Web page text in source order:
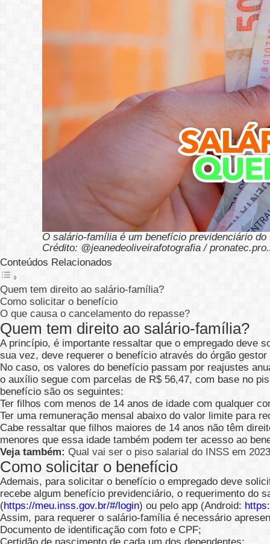
O salário-família é um benefício previdenciário
Crédito: @jeanedeoliveirafotografia /
Conteúdos Relacionados
Quem tem direito ao salário-família?
Como solicitar o benefício
O que causa o cancelamento do repasse?
Quem tem direito ao salário-família?
A princípio, é importante ressaltar que o empregado deve
sua vez, deve requerer o benefício através do órgão
No caso, os valores do benefício passam por reajustes
o auxílio segue com parcelas de R$ 56,47, com base no
benefício são os seguintes:
Ter filhos com menos de 14 anos de idade com qualquer
Ter uma remuneração mensal abaixo do valor limite para
Cabe ressaltar que filhos maiores de 14 anos não têm
menores que essa idade também podem ter acesso ao
Veja também: Qual vai ser o piso salarial do INSS em
Como solicitar o benefício
Ademais, para solicitar o benefício o empregado deve
recebe algum benefício previdenciário, o requerimento do
(https://meu.inss.gov.br/#/login) ou pelo app (Android:
Assim, para requerer o salário-família é necessário
Documento de identificação com foto e CPF;